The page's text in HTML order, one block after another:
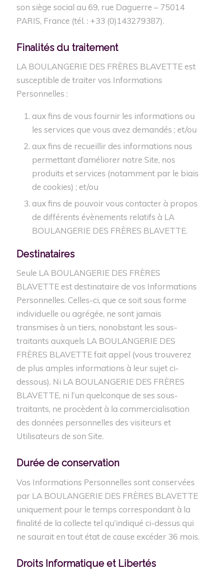
son siège social au 69, rue Daguerre – 75014
PARIS, France (tél. : +33 (0)143279387).
Finalités dutraitement
LA BOULANGERIE DES FRÈRES BLAVETTE est
susceptible de traiter vos Informations
Personnelles :
aux fins de vous fournir les informations ou
les services que vous avez demandés ; et/ou
aux fins de recueillir des informations nous
permettant d’améliorer notre Site, nos
produits et services (notamment par le biais
de cookies) ; et/ou
aux fins de pouvoir vous contacter à propos
de différents évènements relatifs à LA
BOULANGERIE DES FRÈRES BLAVETTE.
Destinataires
Seule LA BOULANGERIE DES FRÈRES
BLAVETTE est destinataire de vos Informations
Personnelles. Celles-ci, que ce soit sous forme
individuelle ou agrégée, ne sont jamais
transmises à un tiers, nonobstant les sous-
traitants auxquels LA BOULANGERIE DES
FRÈRES BLAVETTE fait appel (vous trouverez
de plus amples informations à leur sujet ci-
dessous). Ni LA BOULANGERIE DES FRÈRES
BLAVETTE, ni l’un quelconque de ses sous-
traitants, ne procèdent à la commercialisation
des données personnelles des visiteurs et
Utilisateurs de son Site.
Durée deconservation
Vos Informations Personnelles sont conservées
par LA BOULANGERIE DES FRÈRES BLAVETTE
uniquement pour le temps correspondant à la
finalité de la collecte tel qu’indiqué ci-dessus qui
ne saurait en tout état de cause excéder 36 mois.
DroitsInformatiqueet Libertés